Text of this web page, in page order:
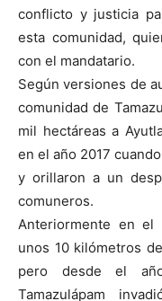
conflicto y justicia
esta comunidad,
con el mandatario.
Según versiones de
comunidad de
mil hectáreas a
en el año 2017
y orillaron a un
comuneros.
Anteriormente en
unos 10 kilómetros
pero desde el
Tamazulápam